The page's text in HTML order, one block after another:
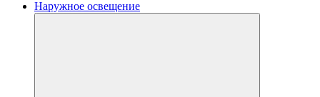
Наружное освещение